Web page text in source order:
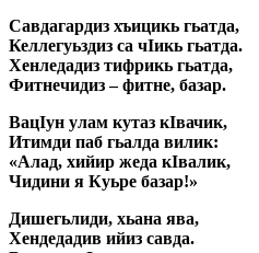
Савдагардиз хъицикь гьатда,
Келлегуьздиз са чIикь гьатда.
Хенледадиз тифрикь гьатда,
Фитнечидиз – фитне, базар.
ВацIун улам кутаз кIвачик,
Итимди паб гьалда вилик:
«Алад, хийир жеда кIвалик,
Чидини я Куьре базар!»
Дишегьлиди, хьана ява,
Хендедадив ийиз савда.